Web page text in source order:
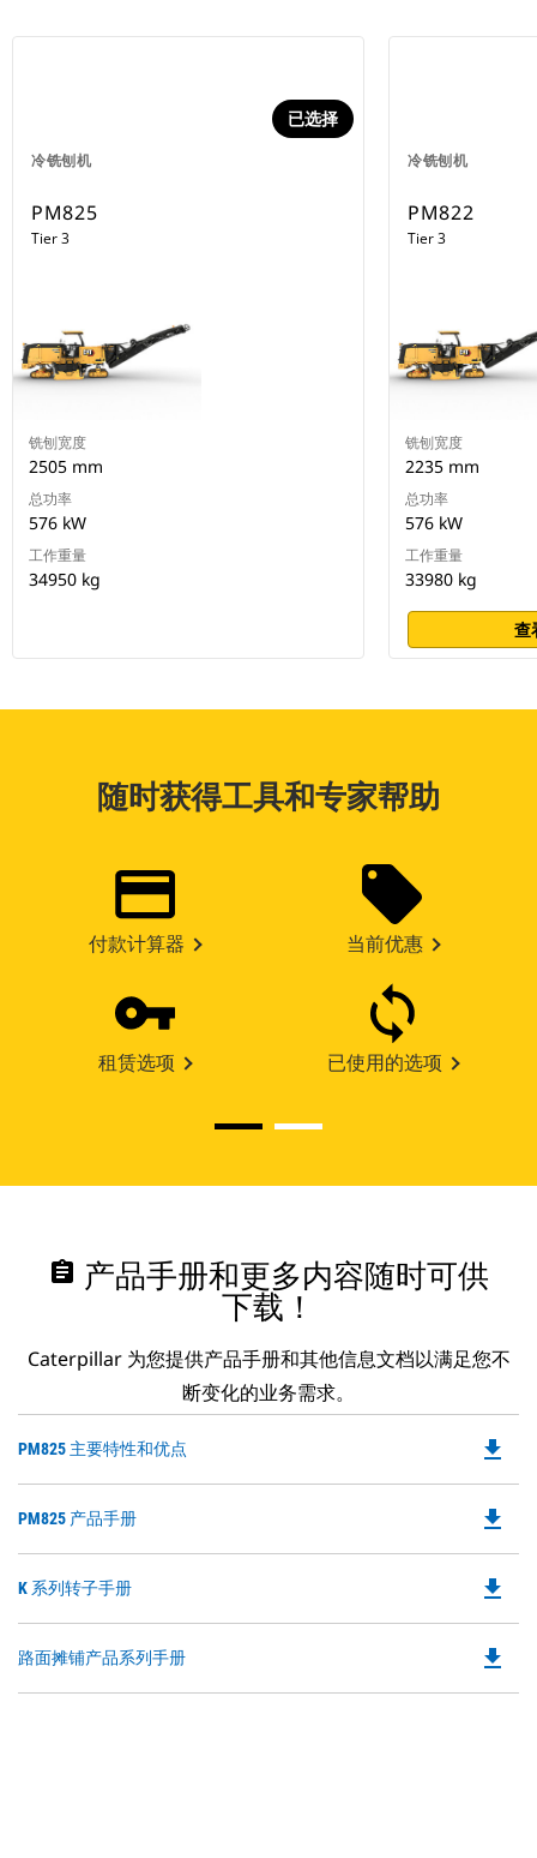
冷铣刨机
已选择
PM825
Tier 3
铣刨宽度
2505 mm
总功率
576 kW
工作重量
34950 kg
冷铣刨机
PM822
Tier 3
铣刨宽度
2235 mm
总功率
576 kW
工作重量
33980 kg
查
随时获得工具和专家帮助
付款计算器 当前优惠
租赁选项 已使用的选项
assignment 产品手册和更多内容随时可供
下载！
Caterpillar 为您提供产品手册和其他信息文档以满足您不
断变化的业务需求。
PM825 主要特性和优点
a
file_download
PM825 产品手册
a
file_download
K 系列转子手册
a
file_download
路面摊铺产品系列手册 file_download